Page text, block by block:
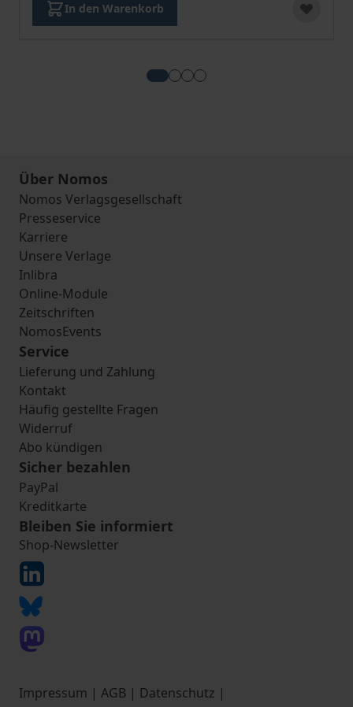
In den Warenkorb
View more about
View more about
View more about StPO
View more about
Über Nomos
Nomos Verlagsgesellschaft
Presseservice
Karriere
Unsere Verlage
Inlibra
Online-Module
Zeitschriften
NomosEvents
Service
Lieferung und Zahlung
Kontakt
Häufig gestellte Fragen
Widerruf
Abo kündigen
Sicher bezahlen
PayPal
Kreditkarte
Bleiben Sie informiert
Shop-Newsletter
Impressum | AGB | Datenschutz |